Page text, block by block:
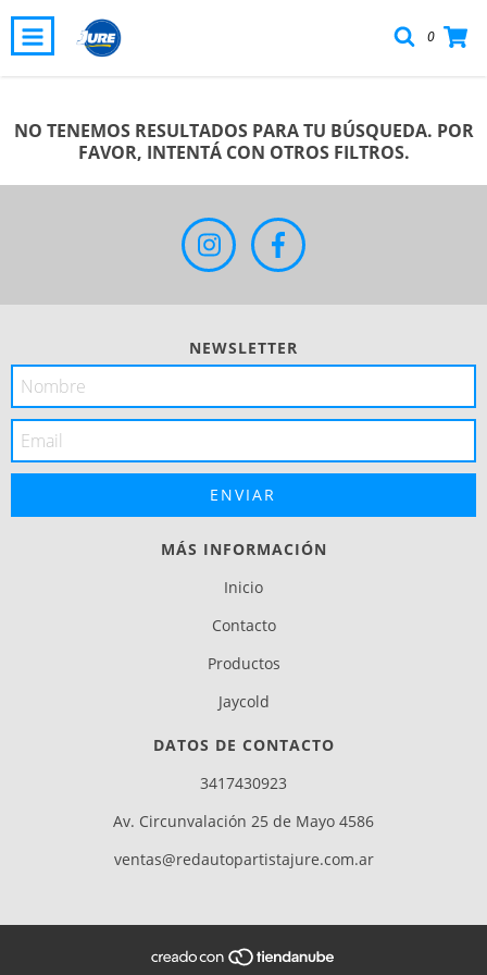
0
NO TENEMOS RESULTADOS PARA TU BÚSQUEDA. POR
FAVOR, INTENTÁ CON OTROS FILTROS.
NEWSLETTER
MÁS INFORMACIÓN
Inicio
Contacto
Productos
Jaycold
DATOS DE CONTACTO
3417430923
Av. Circunvalación 25 de Mayo 4586
ventas@redautopartistajure.com.ar